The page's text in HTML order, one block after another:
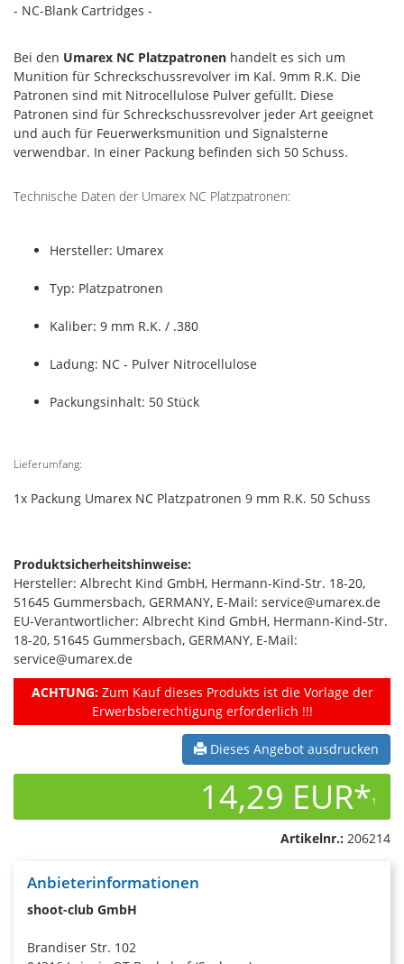
- NC-Blank Cartridges -
Bei den Umarex NC Platzpatronen handelt es sich um
Munition für Schreckschussrevolver im Kal. 9mm R.K. Die
Patronen sind mit Nitrocellulose Pulver gefüllt. Diese
Patronen sind für Schreckschussrevolver jeder Art geeignet
und auch für Feuerwerksmunition und Signalsterne
verwendbar. In einer Packung befinden sich 50 Schuss.
Technische Daten der Umarex NC Platzpatronen:
Hersteller: Umarex
Typ: Platzpatronen
Kaliber: 9 mm R.K. / .380
Ladung: NC - Pulver Nitrocellulose
Packungsinhalt: 50 Stück
Lieferumfang:
1x Packung Umarex NC Platzpatronen 9 mm R.K. 50 Schuss
Produktsicherheitshinweise:
Hersteller: Albrecht Kind GmbH, Hermann-Kind-Str. 18-20,
51645 Gummersbach, GERMANY, E-Mail: service@umarex.de
EU-Verantwortlicher: Albrecht Kind GmbH, Hermann-Kind-Str.
18-20, 51645 Gummersbach, GERMANY, E-Mail:
service@umarex.de
ACHTUNG:Zum Kauf dieses Produkts ist die Vorlage der
Erwerbsberechtigung erforderlich !!!
Dieses Angebot ausdrucken
14,29 EUR*1
Artikelnr.: 206214
Anbieterinformationen
shoot-club GmbH
Brandiser Str. 102